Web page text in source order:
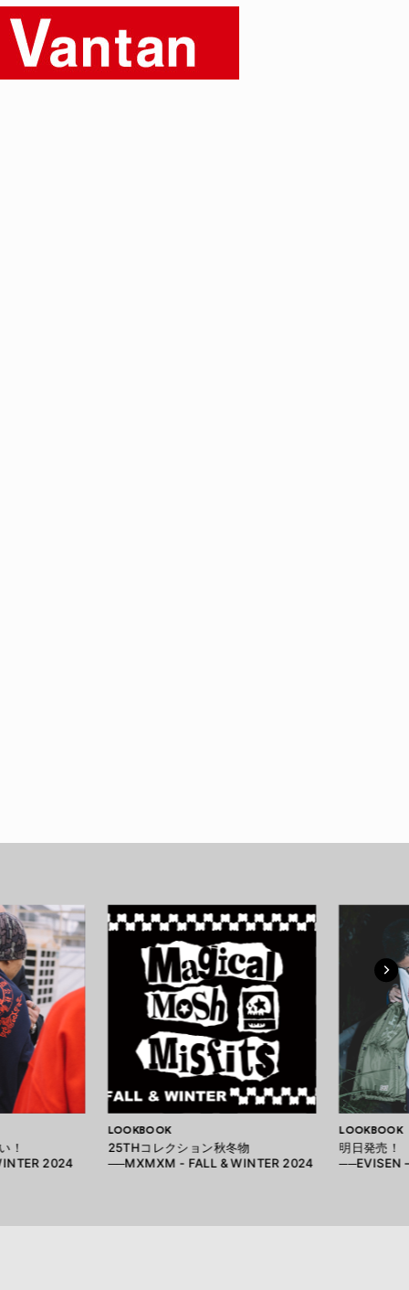
！
2024
LOOKBOOK
25THコレクション秋冬物
──MXMXM - FALL & WINTER 2024
LOOKBOOK
明日発売！
──EVISEN